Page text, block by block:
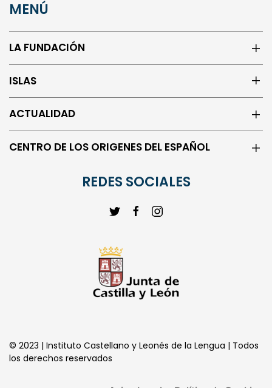
LA FUNDACIÓN
ISLAS
ACTUALIDAD
CENTRO DE LOS ORIGENES DEL ESPAÑOL
los derechos reservados